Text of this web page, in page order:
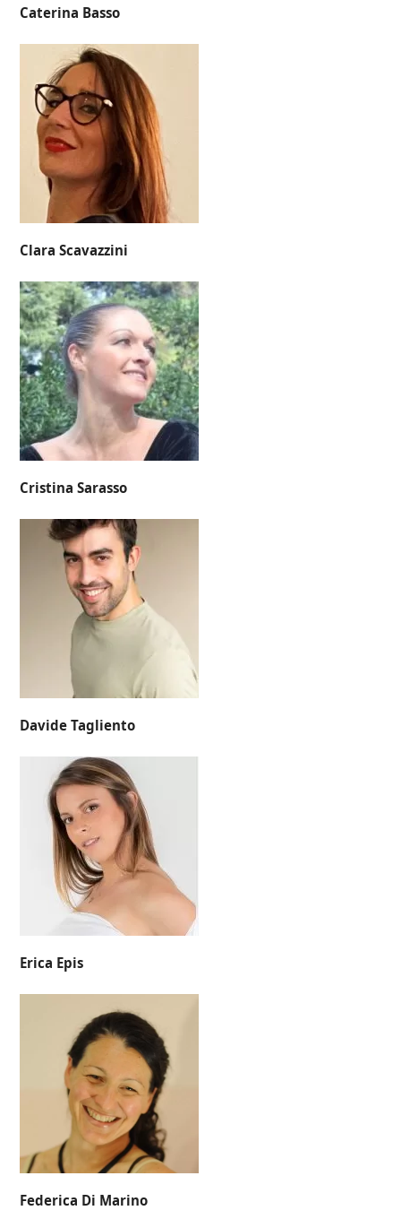
Caterina Basso
Clara Scavazzini
Cristina Sarasso
Davide Tagliento
Erica Epis
Federica Di Marino